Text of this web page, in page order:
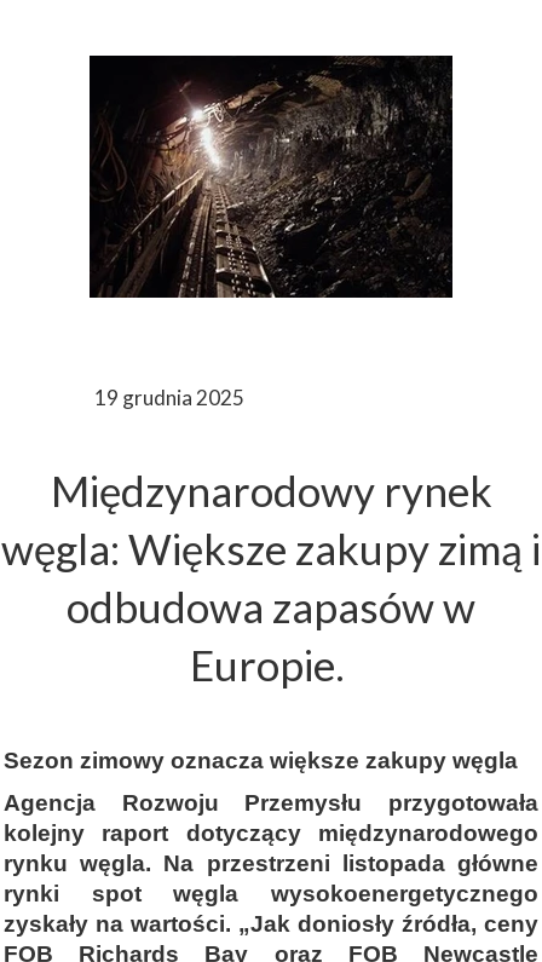
19 grudnia 2025
Międzynarodowy rynek
węgla: Większe zakupy zimą i
odbudowa zapasów w
Europie.
Sezon zimowy oznacza większe zakupy węgla
Agencja Rozwoju Przemysłu przygotowała
kolejny raport dotyczący międzynarodowego
rynku węgla. Na przestrzeni listopada główne
rynki spot węgla wysokoenergetycznego
zyskały na wartości. „Jak doniosły źródła, ceny
FOB Richards Bay oraz FOB Newcastle